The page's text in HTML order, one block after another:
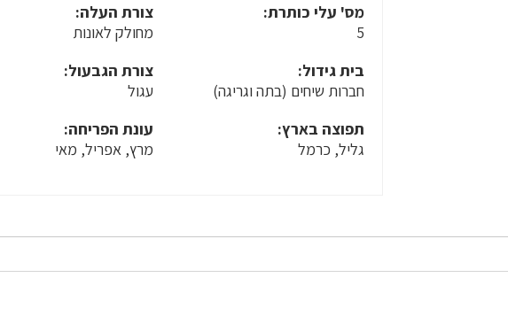
מס' עלי כותרת:
5
צורת העלה:
מחולק לאונות
בית גידול:
חברות שיחים (בתה וגריגה)
צורת הגבעול:
עגול
תפוצה בארץ:
גליל, כרמל
עונת הפריחה:
מרץ, אפריל, מאי